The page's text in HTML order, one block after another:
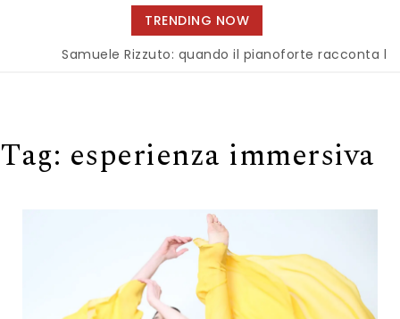
navigation
TRENDING NOW
Samuele Rizzuto: quando il pianoforte racconta
Tag: esperienza immersiva